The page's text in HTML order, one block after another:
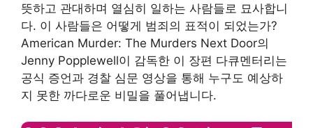
뜻하고 관대하며 열심히 일하는 사람들로 묘사합니
다. 이 사람들은 어떻게 범죄의 표적이 되었는가?
American Murder: The Murders Next Door의
Jenny Popplewell이 감독한 이 장편 다큐멘터리는
공식 증언과 경찰 심문 영상을 통해 누구도 예상하
지 못한 까다로운 비밀을 풀어냅니다.